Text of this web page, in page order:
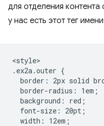
для отделения
у нас есть этот тег
<style>
.ex2a.outer {
border: 2px solid
  border-radius: 1em;
  background: red;
  font-size: 20pt;
  width: 12em;